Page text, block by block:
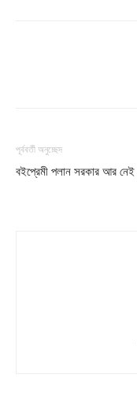
পূর্ববর্তী অনুচ্ছেদ
বইপ্রেমী পলান সরকার আর নেই